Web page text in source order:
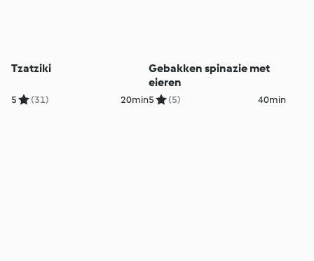
Tzatziki
5 (31) 20min
Gebakken spinazie met
eieren
5 (5) 40min